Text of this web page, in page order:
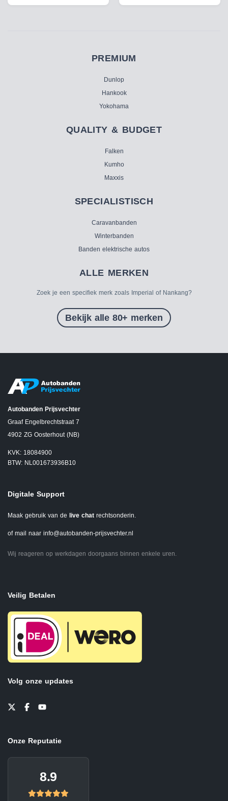
PREMIUM
Dunlop
Hankook
Yokohama
QUALITY & BUDGET
Falken
Kumho
Maxxis
SPECIALISTISCH
Caravanbanden
Winterbanden
Banden elektrische autos
ALLE MERKEN
Zoek je een specifiek merk zoals Imperial of Nankang?
Bekijk alle 80+ merken
Autobanden Prijsvechter
Graaf Engelbrechtstraat 7
4902 ZG Oosterhout (NB)
KVK: 18084900
BTW: NL001673936B10
Digitale Support
Maak gebruik van de live chat rechtsonderin.
of mail naar info@autobanden-prijsvechter.nl
Wij reageren op werkdagen doorgaans binnen enkele uren.
Veilig Betalen
Volg onze updates
Onze Reputatie
8.9